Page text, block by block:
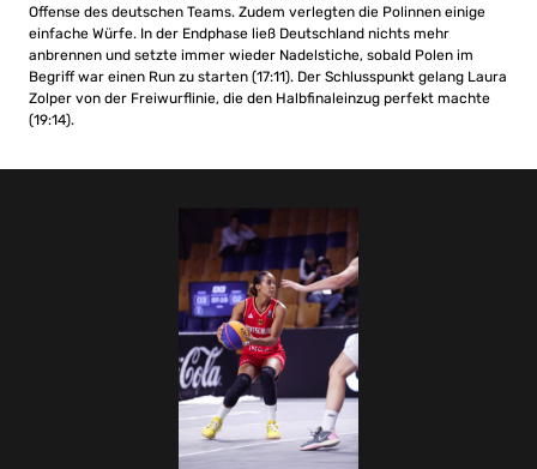
Offense des deutschen Teams. Zudem verlegten die Polinnen einige
einfache Würfe. In der Endphase ließ Deutschland nichts mehr
anbrennen und setzte immer wieder Nadelstiche, sobald Polen im
Begriff war einen Run zu starten (17:11). Der Schlusspunkt gelang Laura
Zolper von der Freiwurflinie, die den Halbfinaleinzug perfekt machte
(19:14).